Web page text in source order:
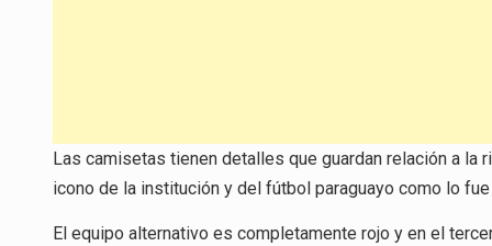
Las camisetas tienen detalles que guardan relación a la
icono de la institución y del fútbol paraguayo como lo
El equipo alternativo es completamente rojo y en el